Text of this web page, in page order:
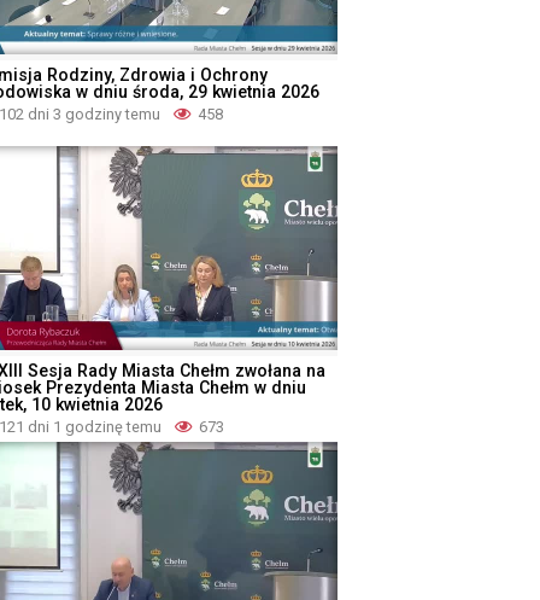
Rodziny, Zdrowia i Ochrony
w dniu środa, 29 kwietnia 2026
102 dni 3 godziny temu 458
Sesja Rady Miasta Chełm zwołana na
Prezydenta Miasta Chełm w dniu
10 kwietnia 2026
121 dni 1 godzinę temu 673